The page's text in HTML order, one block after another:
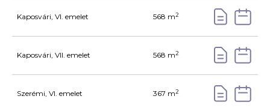
Kaposvári, VI. emelet 568 m2
Kaposvári, VII. emelet 568 m2
Szerémi, VI. emelet 367 m2